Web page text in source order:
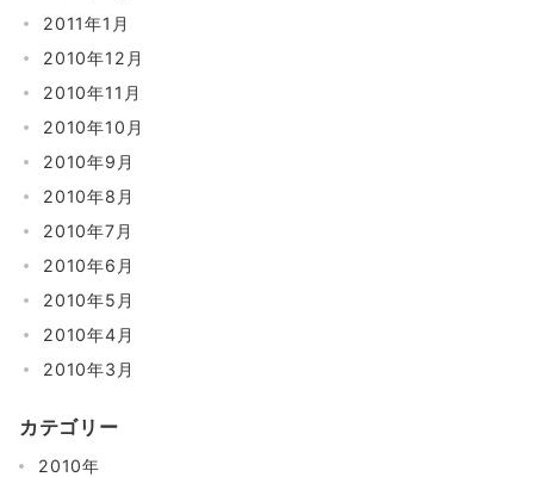
2011年1月
2010年12月
2010年11月
2010年10月
2010年9月
2010年8月
2010年7月
2010年6月
2010年5月
2010年4月
2010年3月
カテゴリー
2010年